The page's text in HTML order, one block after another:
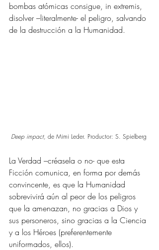
bombas atómicas consigue, in extremis,
disolver –literalmente- el peligro, salvando
de la destrucción a la Humanidad.
Deep impact, de Mimi Leder. Productor: S. Spielberg
La Verdad –créasela o no- que esta
Ficción comunica, en forma por demás
convincente, es que la Humanidad
sobrevivirá aún al peor de los peligros
que la amenazan, no gracias a Dios y
sus personeros, sino gracias a la Ciencia
y a los Héroes (preferentemente
uniformados, ellos).